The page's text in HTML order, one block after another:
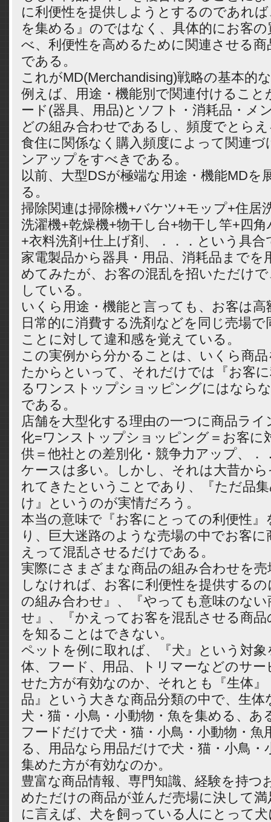
に利便性を提供しようとするのであれ
を集める』のではなく、具体的にお客
べ、利便性を高めるために関連させる
である。
これがMD(Merchandising)戦略の基本的
例えば、用途・機能別で関連付けるこ
ード(器具、用品)とソフト・消耗品・メ
どの組み合わせであるし、頻度でとら
食住に関係なく購入頻度によって関連
ンアップをすべきである。
以前、大型DSが極端な用途・機能MDを
る。
掃除関連は掃除機+バケツ+モップ+住居
洗濯機+乾燥機+物干し台+物干し竿+四
+衣料洗剤+仕上げ剤、．．．という具合
家電製品から器具・用品、消耗品までを
めてみたが、お客の混乱を招いただけ
している。
いくら用途・機能と言っても、お客は高
日常的に消費する洗剤などを同じ売場
ことに対して違和感を覚えている。
この実例から分かることは、いくら商
たからといって、それだけでは『お客
るワンストップショッピングにはなら
である。
店舗を大型化する理由の一つに商品ライ
化=ワンストップショッピング＝お客に
供＝他社との差別化・競争力アップ、．
ケースは多い。しかし、それは大昔か
れてきたということであり、『ただ品
け』というのが実情だろう。
本当の意味で『お客にとっての利便性』
り、巨大迷路のような売場の中でお客
えって混乱させるだけである。
実際にさまざまな商品の組み合わせを
しなければ、お客に利便性を提供する
の組み合わせ』、『やっても意味のな
せ』、『かえってお客を混乱させる商
を知ることはできない。
ペットを例に取れば、『犬』という対
体、フード、用品、トリマーなどのサ
せた方が有効なのか、それとも『生体』
品』という大きな商品分類の中で、生体
犬・猫・小鳥・小動物・魚を集める、あ
フードだけで犬・猫・小鳥・小動物・魚
る、用品なら用品だけで犬・猫・小鳥・
集めた方が有効なのか。
豊富な商品情報、専門知識、経験を持つ
めただけの商品が並んだ売場に決して
に言えば、犬を飼っている人にとって